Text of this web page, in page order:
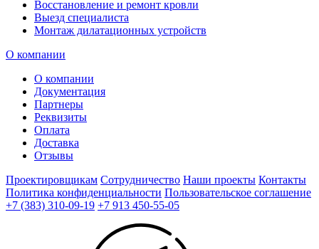
Восстановление и ремонт кровли
Выезд специалиста
Монтаж дилатационных устройств
О компании
О компании
Документация
Партнеры
Реквизиты
Оплата
Доставка
Отзывы
Проектировщикам Сотрудничество Наши проекты Контакты
Политика конфиденциальности Пользовательское соглашение
+7 (383) 310-09-19 +7 913 450-55-05